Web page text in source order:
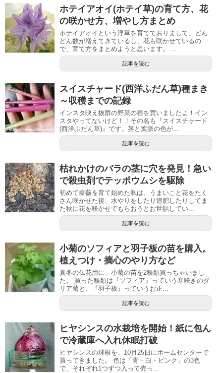
ホテイアオイ(ホテイ草)の育て方、花
の咲かせ方、増やし方まとめ
ホテイアオイという浮草を育てておりまして、どん
どん数が増えてきているし、花も咲かせているの
で、育て方をまとめようと思います。 ...
記事を読む
スイスチャード(西洋ふだん草)種まき
～収穫までの記録
インスタ映え抜群の野菜の種を買いましたよ！イン
スタやってないけど！！その名も『スイスチャード
(西洋ふだん草)』です。茎と葉脈の色が...
記事を読む
枯れかけのバラの茎に穴を発見！急い
で殺虫剤でテッポウムシを駆除
初めて薔薇を育て始めた私は、うまいこと花をたく
さん咲かせた後、水やりをしたり追肥したりしてま
た秋に花を咲かせてもらおうとお世話してい...
記事を読む
小菊のソフィアと羽子板の苗を購入。
植えつけ・摘心のやり方など
真冬の仏花用に、小菊の苗を2種類買っちゃいまし
た。 買った種類は『ソフィア』っていう寒咲きのダ
リア菊と、『羽子板』っていうお正...
記事を読む
ヒヤシンスの水栽培を開始！紙に包ん
で冷蔵庫へ入れ休眠打破
ヒヤシンスの球根を、10月25日にホームセンターで
買ってきました。 色は「青・白・ピンク」の3色
で、それぞれ1つずつ入って売っ...